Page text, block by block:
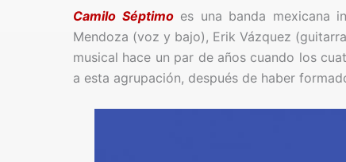
Camilo Séptimoes una banda mexicana
Mendoza (voz y bajo), Erik Vázquez
musical hace un par de años cuando los
a esta agrupación, después de haber